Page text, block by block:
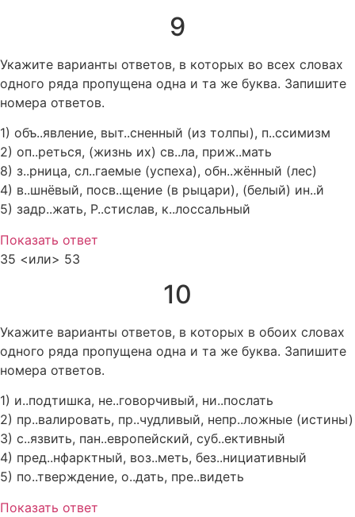
9
Укажите варианты ответов, в которых во всех словах
одного ряда пропущена одна и та же буква. Запишите
номера ответов.
1) объ..явление, выт..сненный (из толпы), п..ссимизм
2) оп..реться, (жизнь их) св..ла, приж..мать
8) з..рница, сл..гаемые (успеха), обн..жённый (лес)
4) в..шнёвый, посв..щение (в рыцари), (белый) ин..й
5) задр..жать, Р..стислав, к..лоссальный
Показать ответ
35 <или> 53
10
Укажите варианты ответов, в которых в обоих словах
одного ряда пропущена одна и та же буква. Запишите
номера ответов.
1) и..подтишка, не..говорчивый, ни..послать
2) пр..валировать, пр..чудливый, непр..ложные (истины)
3) с..язвить, пан..европейский, суб..ективный
4) пред..нфарктный, воз..меть, без..нициативный
5) по..тверждение, о..дать, пре..видеть
Показать ответ